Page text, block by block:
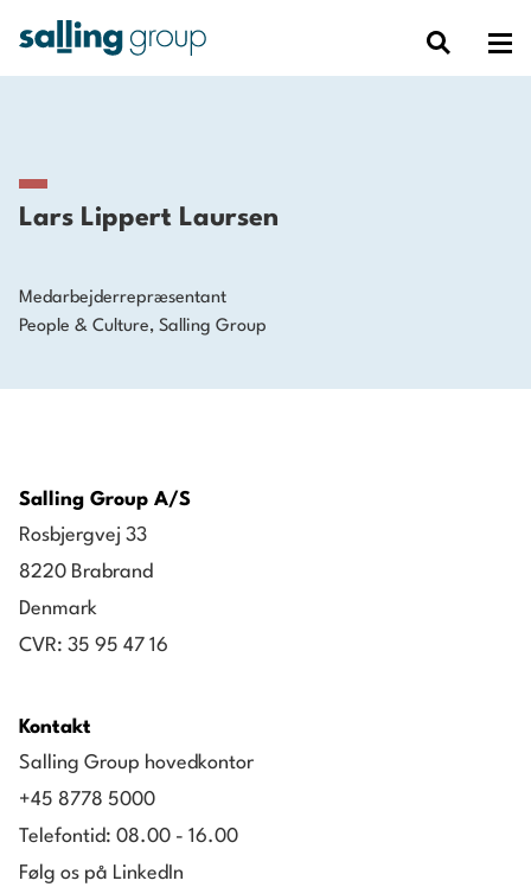
Lars Lippert Laursen
Medarbejderrepræsentant
People & Culture, Salling Group
Salling Group A/S
Rosbjergvej 33
8220 Brabrand
Denmark
CVR: 35 95 47 16
Kontakt
Salling Group hovedkontor
+45 8778 5000
Telefontid: 08.00 - 16.00
Følg os på LinkedIn